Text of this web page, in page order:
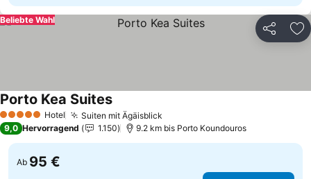
Teilen
Beliebte Wahl
5 Sterne Hotel Suiten mit Ägäisblick
Porto Kea Suites
9,0 Hervorragend 1.150 9.2 km bis Porto Koundouros
Ab 95 €